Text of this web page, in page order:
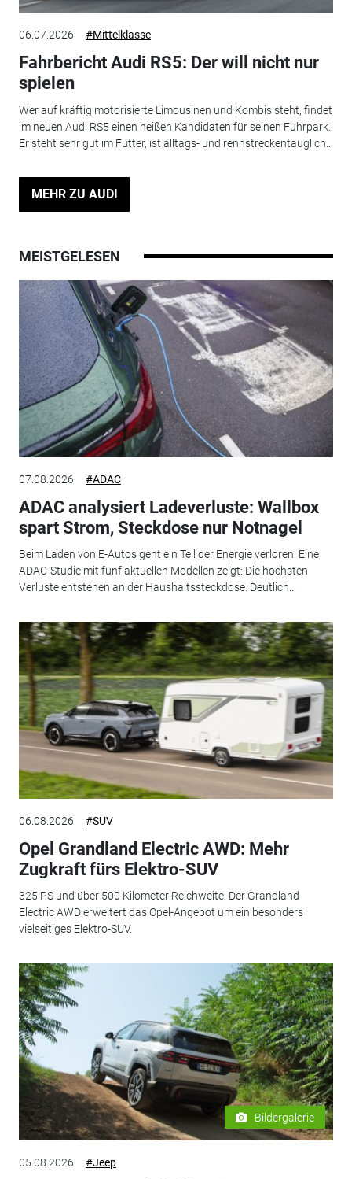
06.07.2026 #Mittelklasse
Fahrbericht Audi RS5: Der will nicht nur
spielen
Wer auf kräftig motorisierte Limousinen und Kombis steht, findet
im neuen Audi RS5 einen heißen Kandidaten für seinen Fuhrpark.
Er steht sehr gut im Futter, ist alltags- und rennstreckentauglich...
MEHR ZU AUDI
MEISTGELESEN
07.08.2026 #ADAC
ADAC analysiert Ladeverluste: Wallbox
spart Strom, Steckdose nur Notnagel
Beim Laden von E-Autos geht ein Teil der Energie verloren. Eine
ADAC-Studie mit fünf aktuellen Modellen zeigt: Die höchsten
Verluste entstehen an der Haushaltssteckdose. Deutlich...
06.08.2026 #SUV
Opel Grandland Electric AWD: Mehr
Zugkraft fürs Elektro-SUV
325 PS und über 500 Kilometer Reichweite: Der Grandland
Electric AWD erweitert das Opel-Angebot um ein besonders
vielseitiges Elektro-SUV.
Bildergalerie
05.08.2026 #Jeep